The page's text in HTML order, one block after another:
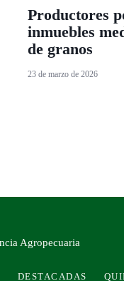
Productores
inmuebles
de granos
23 de marzo de 2026
DESTACADAS